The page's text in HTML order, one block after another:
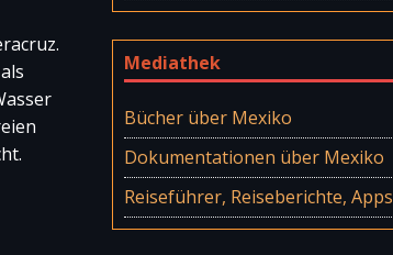
Mediathek
Bücher über Mexiko
Dokumentationen über Mexiko
Reiseführer, Reiseberichte, Apps